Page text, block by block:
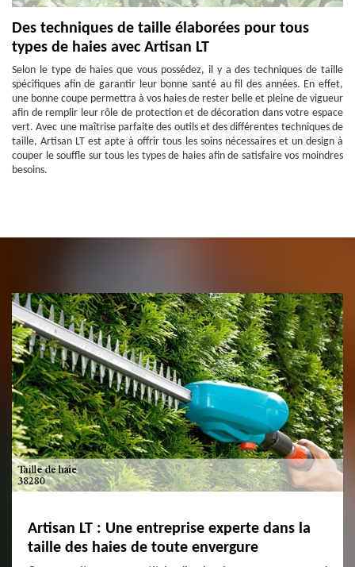
Des techniques de taille élaborées pour tous
types de haies avec Artisan LT
Selon le type de haies que vous possédez, il y a des techniques de taille
spécifiques afin de garantir leur bonne santé au fil des années. En effet,
une bonne coupe permettra à vos haies de rester belle et pleine de vigueur
afin de remplir leur rôle de protection et de décoration dans votre espace
vert. Avec une maîtrise parfaite des outils et des différentes techniques de
taille, Artisan LT est apte à offrir tous les soins nécessaires et un design à
couper le souffle sur tous les types de haies afin de satisfaire vos moindres
besoins.
Artisan LT : Une entreprise experte dans la
taille des haies de toute envergure